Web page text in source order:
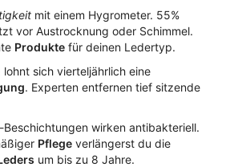
mit einem Hygrometer. 55%
vor Austrocknung oder Schimmel.
Produkte für deinen Ledertyp.
sich vierteljährlich eine
. Experten entfernen tief sitzende
wirken antibakteriell.
Pflege verlängerst du die
um bis zu 8 Jahre.